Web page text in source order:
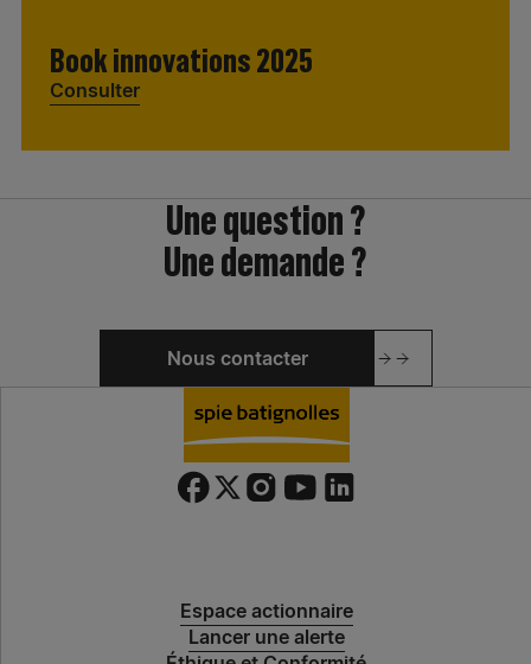
Book innovations 2025
Consulter
Une question ?
Une demande ?
Nous contacter
Espace actionnaire
Lancer une alerte